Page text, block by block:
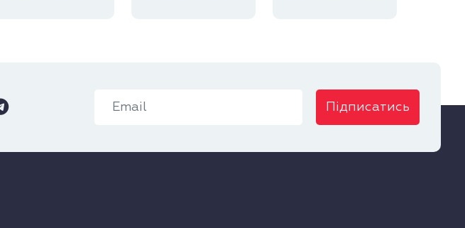
Підписатись